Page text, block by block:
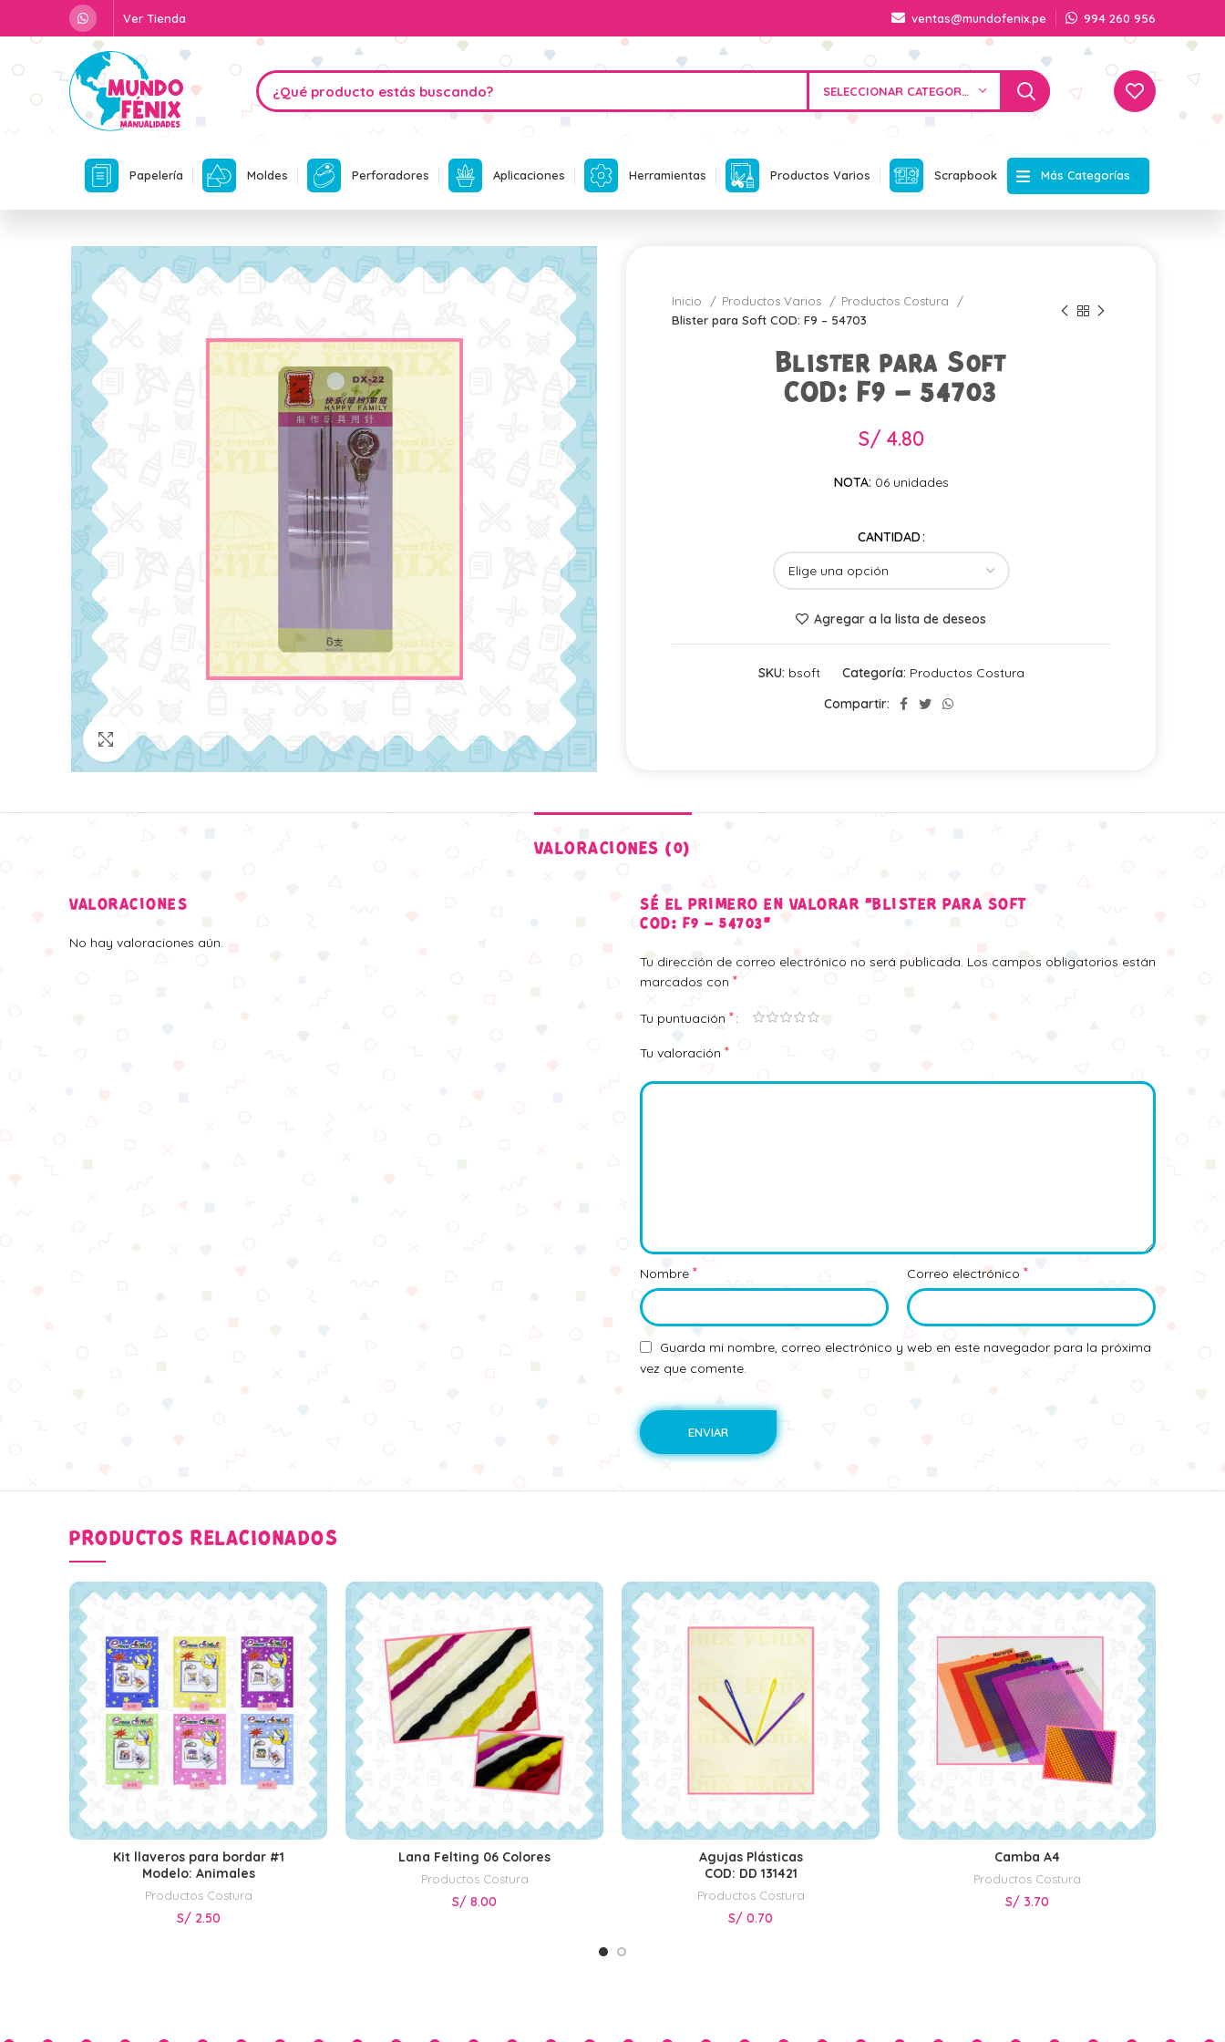
Ver Tienda ventas@mundofenix.pe 994 260 956
SELECCIONAR CATEGORÍA
Papelería Moldes Perforadores Aplicaciones Herramientas Productos Varios Scrapbook Más Categorías
Click para agrandar
Inicio Productos Varios
Productos Costura
Blister para Soft COD: F9 – 54703
Blister para Soft
COD: F9 – 54703
S/ 4.80
NOTA: 06 unidades
CANTIDAD
Agregar a la lista de deseos
SKU: bsoft Categoría: Productos Costura
Compartir:
VALORACIONES (0)
VALORACIONES
No hay valoraciones aún.
SÉ EL PRIMERO EN VALORAR “BLISTER PARA SOFT
COD: F9 – 54703”
Tu dirección de correo electrónico no será publicada. Los campos obligatorios están
marcados con *
Tu puntuación *
Tu valoración *
Nombre * Correo electrónico *
Guarda mi nombre, correo electrónico y web en este navegador para la próxima
vez que comente.
PRODUCTOS RELACIONADOS
SELECCIONAR OPCIONES
Kit llaveros para bordar #1
Modelo: Animales
Productos Costura
S/ 2.50
SELECCIONAR OPCIONES
Lana Felting 06 Colores
Productos Costura
S/ 8.00
SELECCIONAR OPCIONES
Agujas Plásticas
COD: DD 131421
Productos Costura
S/ 0.70
SELECCIONAR OPCIONES
Camba A4
Productos Costura
S/ 3.70